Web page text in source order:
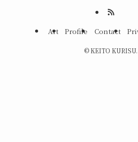
Art Profile Contact
©KEITO KURISU.